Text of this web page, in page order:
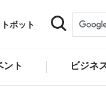
ボット
ント ビジネ